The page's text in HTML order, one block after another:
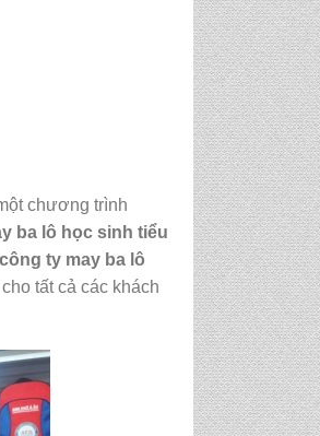
chương trình
ba lô học sinh tiểu
công ty may ba lô
tất cả các khách